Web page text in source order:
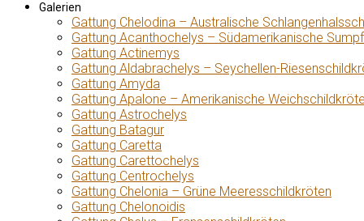
Galerien
Gattung Chelodina – Australische
Gattung Acanthochelys – Südamerikanische
Gattung Actinemys
Gattung Aldabrachelys – Seychellen-
Gattung Amyda
Gattung Apalone – Amerikanische
Gattung Astrochelys
Gattung Batagur
Gattung Caretta
Gattung Carettochelys
Gattung Centrochelys
Gattung Chelonia – Grüne Meeresschildkröten
Gattung Chelonoidis